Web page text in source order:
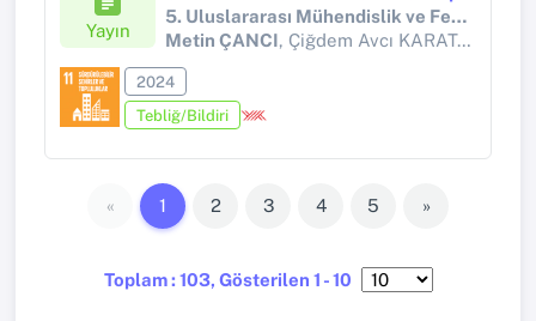
Yayın
5. Uluslararası Mühendislik ve Fen Bilimleri Bildiri Kitabı
Metin ÇANCI, Çiğdem Avcı KARATAŞ, Sinem Bozatlı KARTAL, Ali PİŞKİN
2024
Tebliğ/Bildiri
Toplam : 103, Gösterilen 1 - 10
« 1 2 3 4 5 »